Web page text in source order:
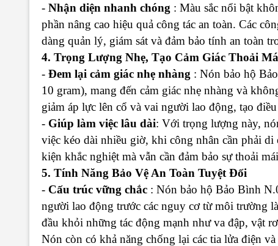
- Nhận diện nhanh chóng : Màu sắc nổi bật
phần nâng cao hiệu quả công tác an toàn. Các
dàng quản lý, giám sát và đảm bảo tính an toàn
4. Trọng Lượng Nhẹ, Tạo Cảm Giác Thoải
- Đem lại cảm giác nhẹ nhàng : Nón bảo hộ
10 gram), mang đến cảm giác nhẹ nhàng và
giảm áp lực lên cổ và vai người lao động, tạo
- Giúp làm việc lâu dài: Với trọng lượng này,
việc kéo dài nhiều giờ, khi công nhân cần phải
kiện khắc nghiệt mà vẫn cần đảm bảo sự thoải
5. Tính Năng Bảo Vệ An Toàn Tuyệt Đối
- Cấu trúc vững chắc : Nón bảo hộ Bảo Bình
người lao động trước các nguy cơ từ môi trường
đầu khỏi những tác động mạnh như va đập, vật
Nón còn có khả năng chống lại các tia lửa điện